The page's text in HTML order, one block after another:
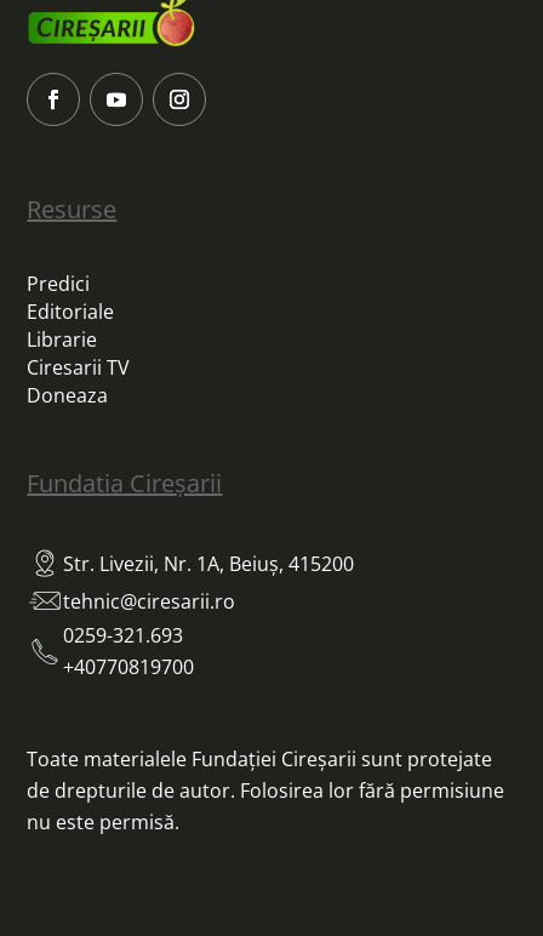
Resurse
Predici
Editoriale
Librarie
Ciresarii TV
Doneaza
Fundatia Cireșarii
Str. Livezii, Nr. 1A, Beiuș, 415200
tehnic@ciresarii.ro
0259-321.693
+40770819700
Toate materialele Fundației Cireșarii sunt protejate
de drepturile de autor. Folosirea lor fără permisiune
nu este permisă.